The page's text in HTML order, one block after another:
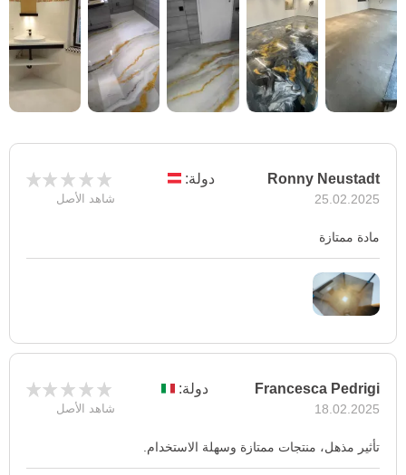
Ronny Neustadt
25.02.2025
دولة:
شاهد الأصل
مادة ممتازة
Francesca Pedrigi
18.02.2025
دولة:
شاهد الأصل
تأثير مذهل، منتجات ممتازة وسهلة الاستخدام.